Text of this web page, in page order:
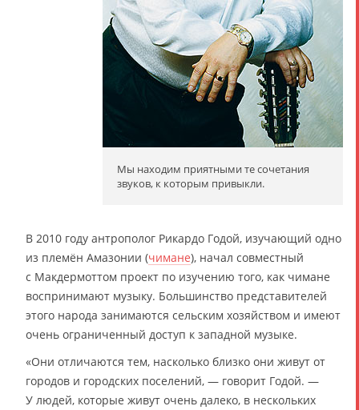
Мы находим приятными те сочетания
звуков, к которым привыкли.
В 2010 году антрополог Рикардо Годой, изучающий одно
из племён Амазонии (чимане), начал совместный
с Макдермоттом проект по изучению того, как чимане
воспринимают музыку. Большинство представителей
этого народа занимаются сельским хозяйством и имеют
очень ограниченный доступ к западной музыке.
«Они отличаются тем, насколько близко они живут от
городов и городских поселений, — говорит Годой. —
У людей, которые живут очень далеко, в нескольких